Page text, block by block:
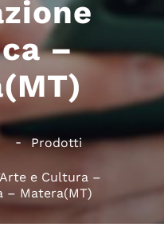
–
Prodotti
e Cultura –
– Matera(MT)